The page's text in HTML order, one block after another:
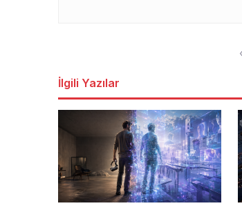
İlgili Yazılar